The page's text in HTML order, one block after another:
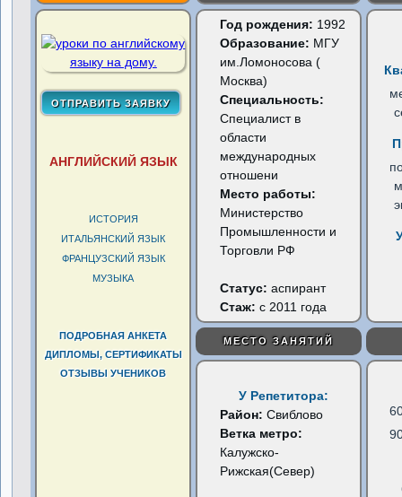
АНГЛИЙСКИЙ ЯЗЫК
ИСТОРИЯ
ИТАЛЬЯНСКИЙ ЯЗЫК
ФРАНЦУЗСКИЙ ЯЗЫК
МУЗЫКА
ПОДРОБНАЯ АНКЕТА
ДИПЛОМЫ, СЕРТИФИКАТЫ
ОТЗЫВЫ УЧЕНИКОВ
Год рождения: 1992
Образование: МГУ
им.Ломоносова (
Москва)
Специальность:
Cпециалист в
области
международных
отношени
Место работы:
Министерство
Промышленности и
Торговли РФ
Статус:аспирант
Стаж: с 2011 года
МЕСТО ЗАНЯТИЙ
У Репетитора:
Район:Свиблово
Ветка метро:
Калужско-
Рижская(Север)